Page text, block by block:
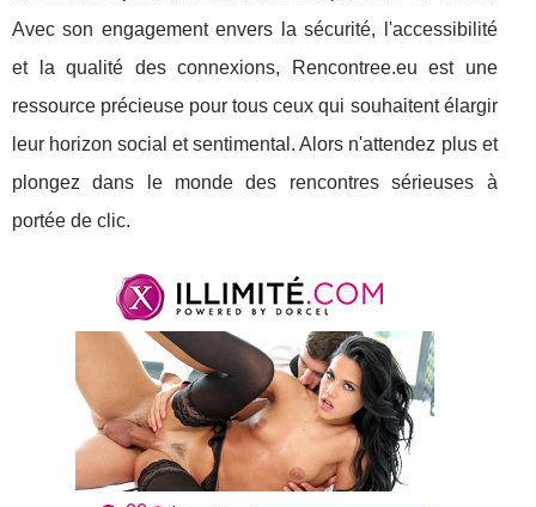
Avec son engagement envers la sécurité, l'accessibilité
et la qualité des connexions, Rencontree.eu est une
ressource précieuse pour tous ceux qui souhaitent élargir
leur horizon social et sentimental. Alors n'attendez plus et
plongez dans le monde des rencontres sérieuses à
portée de clic.